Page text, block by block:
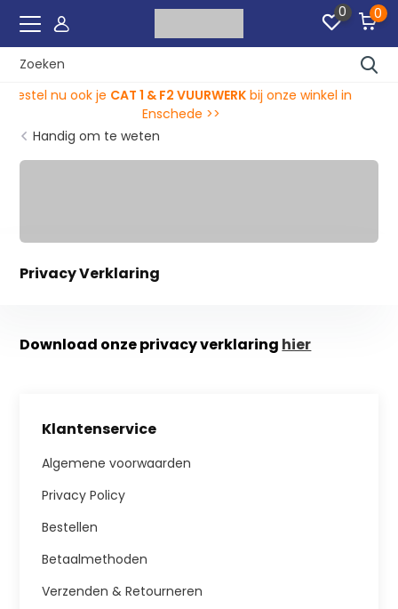
0 0
in
Wij verwerken bestellingen tot en met 30
2024 23:45!
Handig om te weten
Klantenservice
Algemene voorwaarden
Privacy Policy
Bestellen
Betaalmethoden
Verzenden & Retourneren
Privacy Verklaring
Download onze privacy verklaring hier